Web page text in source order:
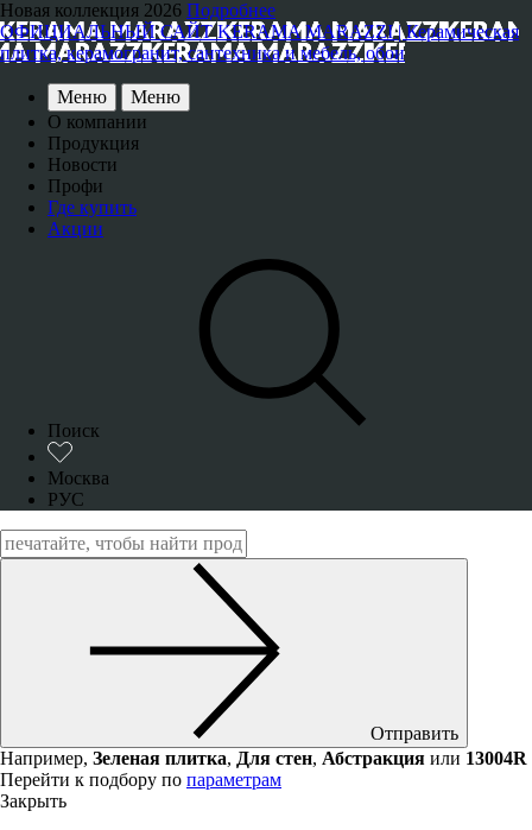
Новая коллекция 2026 Подробнее
ОФИЦИАЛЬНЫЙ САЙТ KERAMA MARAZZI | Керамическая
плитка, керамогранит, сантехника и мебель, обои
Меню
Меню
О компании
Продукция
Новости
Профи
Где купить
Акции
Поиск
Москва
РУС
Отправить
Например, Зеленая плитка, Для стен, Абстракция или 13004R
Перейти к подбору по параметрам
Закрыть